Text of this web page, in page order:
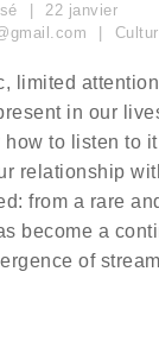
22 janvier
limited
in our
to listen to
relationship
from a rare
become a
of